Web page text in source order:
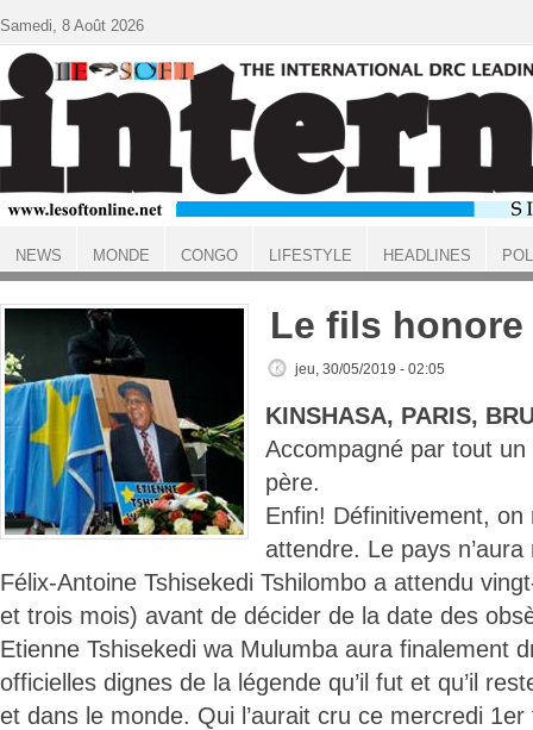
ACCUEIL
Le fils honore
jeu, 30/05/2019 - 02:05
KINSHASA, PARIS,
Accompagné par tout
père.
Enfin! Définitivement, on
attendre. Le pays
Félix-Antoine Tshisekedi Tshilombo a attendu
et trois mois) avant de décider de la date des
Etienne Tshisekedi wa Mulumba aura finalement
officielles dignes de la légende qu’il fut et qu’il
et dans le monde. Qui l’aurait cru ce mercredi
Samedi, 8 Août 2026
NEWS MONDE CONGO LIFESTYLE HEADLINES